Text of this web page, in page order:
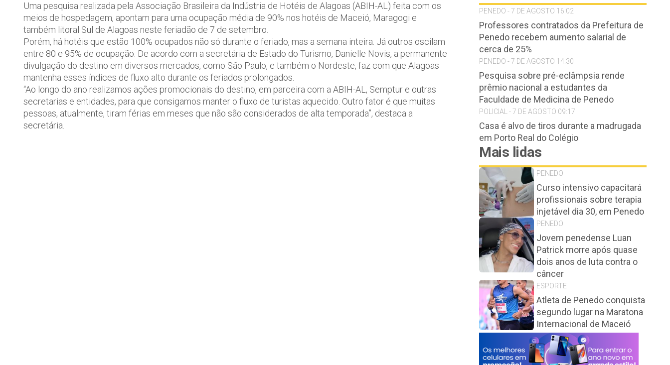
Uma pesquisa realizada pela Associação Brasileira da Indústria de Hotéis de Alagoas (ABIH-AL) feita com os
meios de hospedagem, apontam para uma ocupação média de 90% nos hotéis de Maceió, Maragogi e
também litoral Sul de Alagoas neste feriadão de 7 de setembro.
Porém, há hotéis que estão 100% ocupados não só durante o feriado, mas a semana inteira. Já outros oscilam
entre 80 e 95% de ocupação. De acordo com a secretária de Estado do Turismo, Danielle Novis, a permanente
divulgação do destino em diversos mercados, como São Paulo, e também o Nordeste, faz com que Alagoas
mantenha esses índices de fluxo alto durante os feriados prolongados.
“Ao longo do ano realizamos ações promocionais do destino, em parceira com a ABIH-AL, Semptur e outras
secretarias e entidades, para que consigamos manter o fluxo de turistas aquecido. Outro fator é que muitas
pessoas, atualmente, tiram férias em meses que não são considerados de alta temporada”, destaca a
secretária.
PENEDO - 7 DE AGOSTO 16:02
Professores contratados da Prefeitura de
Penedo recebem aumento salarial de
cerca de 25%
PENEDO - 7 DE AGOSTO 14:30
Pesquisa sobre pré-eclâmpsia rende
prêmio nacional a estudantes da
Faculdade de Medicina de Penedo
POLICIAL - 7 DE AGOSTO 09:17
Casa é alvo de tiros durante a madrugada
em Porto Real do Colégio
Mais lidas
PENEDO
Curso intensivo capacitará
profissionais sobre terapia
injetável dia 30, em Penedo
PENEDO
Jovem penedense Luan
Patrick morre após quase
dois anos de luta contra o
câncer
ESPORTE
Atleta de Penedo conquista
segundo lugar na Maratona
Internacional de Maceió